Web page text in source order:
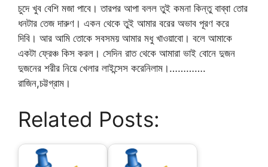
চুদে খুব বেশি মজা পাবে। তারপর আপা বলল তুই কমনা কিন্তু বাব্বা তোর
ধনটার তেজ দারুণ। একন থেকে তুই আমার বরের অভাব পূরণ করে
দিবি। আর আমি তোকে সবসময় আমার মধু খাওয়াবো। বলে আমাকে
একটা ফ্রেঞ্চ কিস করল। সেদিন রাত থেকে আমারা ভাই বোনে দুজন
দুজনের শরীর নিয়ে খেলার লাইন্সেস করেনিলাম।………….
রাজিন,চট্টগ্রাম।
Related Posts: